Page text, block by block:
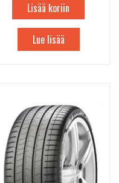
Lisää koriin
Lue lisää